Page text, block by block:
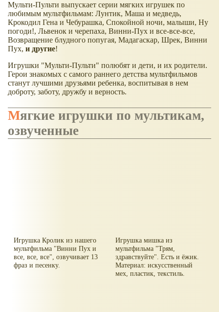
Мульти-Пульти выпускает серии мягких игрушек по
любимым мультфильмам: Лунтик, Маша и медведь,
Крокодил Гена и Чебурашка, Спокойной ночи, малыши, Ну
погоди!, Львенок и черепаха, Винни-Пух и все-все-все,
Возвращение блудного попугая, Мадагаскар, Шрек, Винни
Пух, и другие!
Игрушки "Мульти-Пульти" полюбят и дети, и их родители.
Герои знакомых с самого раннего детства мультфильмов
станут лучшими друзьями ребенка, воспитывая в нем
доброту, заботу, дружбу и верность.
Мягкие игрушки по мультикам,
озвученные
Игрушка Кролик из нашего
мультфильма "Винни Пух и
все, все, все", озвучивает 13
фраз и песенку.
Игрушка мишка из
мультфильма "Трям,
здравствуйте". Есть и ёжик.
Материал: искусственный
мех, пластик, текстиль.